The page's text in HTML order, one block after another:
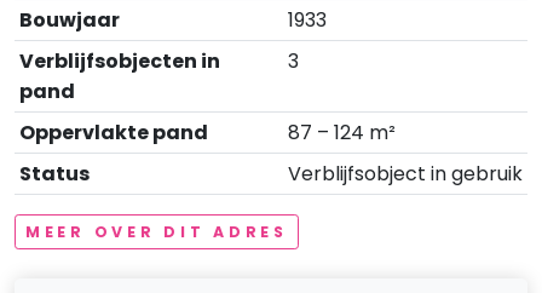
Bouwjaar
1933
Verblijfsobjecten in
pand
3
Oppervlakte pand
87 – 124 m²
Status
Verblijfsobject in gebruik
MEER OVER DIT ADRES